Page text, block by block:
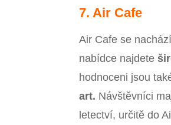
7. Air Cafe
Air Cafe se
nabídce najdete
hodnoceni jsou
art. Návštěvníci
letectví, určitě do